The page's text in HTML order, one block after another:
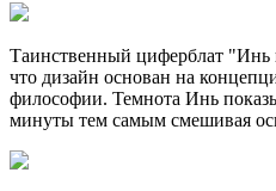
Таинственный циферблат "Инь
что дизайн основан на
философии. Темнота Инь
минуты тем самым смешивая